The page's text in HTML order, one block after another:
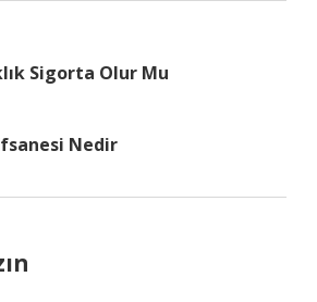
Sigorta Olur Mu
Nedir